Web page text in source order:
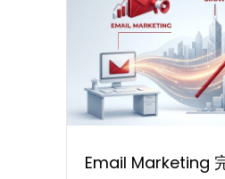
Email Marketing